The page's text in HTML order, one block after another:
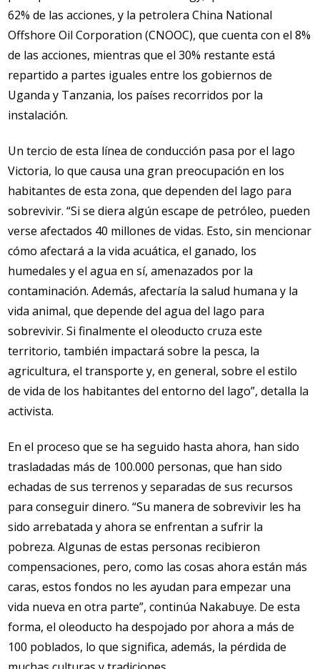
62% de las acciones, y la petrolera China National
Offshore Oil Corporation (CNOOC), que cuenta con el 8%
de las acciones, mientras que el 30% restante está
repartido a partes iguales entre los gobiernos de
Uganda y Tanzania, los países recorridos por la
instalación.
Un tercio de esta línea de conducción pasa por el lago
Victoria, lo que causa una gran preocupación en los
habitantes de esta zona, que dependen del lago para
sobrevivir. “Si se diera algún escape de petróleo, pueden
verse afectados 40 millones de vidas. Esto, sin mencionar
cómo afectará a la vida acuática, el ganado, los
humedales y el agua en sí, amenazados por la
contaminación. Además, afectaría la salud humana y la
vida animal, que depende del agua del lago para
sobrevivir. Si finalmente el oleoducto cruza este
territorio, también impactará sobre la pesca, la
agricultura, el transporte y, en general, sobre el estilo
de vida de los habitantes del entorno del lago”, detalla la
activista.
En el proceso que se ha seguido hasta ahora, han sido
trasladadas más de 100.000 personas, que han sido
echadas de sus terrenos y separadas de sus recursos
para conseguir dinero. “Su manera de sobrevivir les ha
sido arrebatada y ahora se enfrentan a sufrir la
pobreza. Algunas de estas personas recibieron
compensaciones, pero, como las cosas ahora están más
caras, estos fondos no les ayudan para empezar una
vida nueva en otra parte”, continúa Nakabuye. De esta
forma, el oleoducto ha despojado por ahora a más de
100 poblados, lo que significa, además, la pérdida de